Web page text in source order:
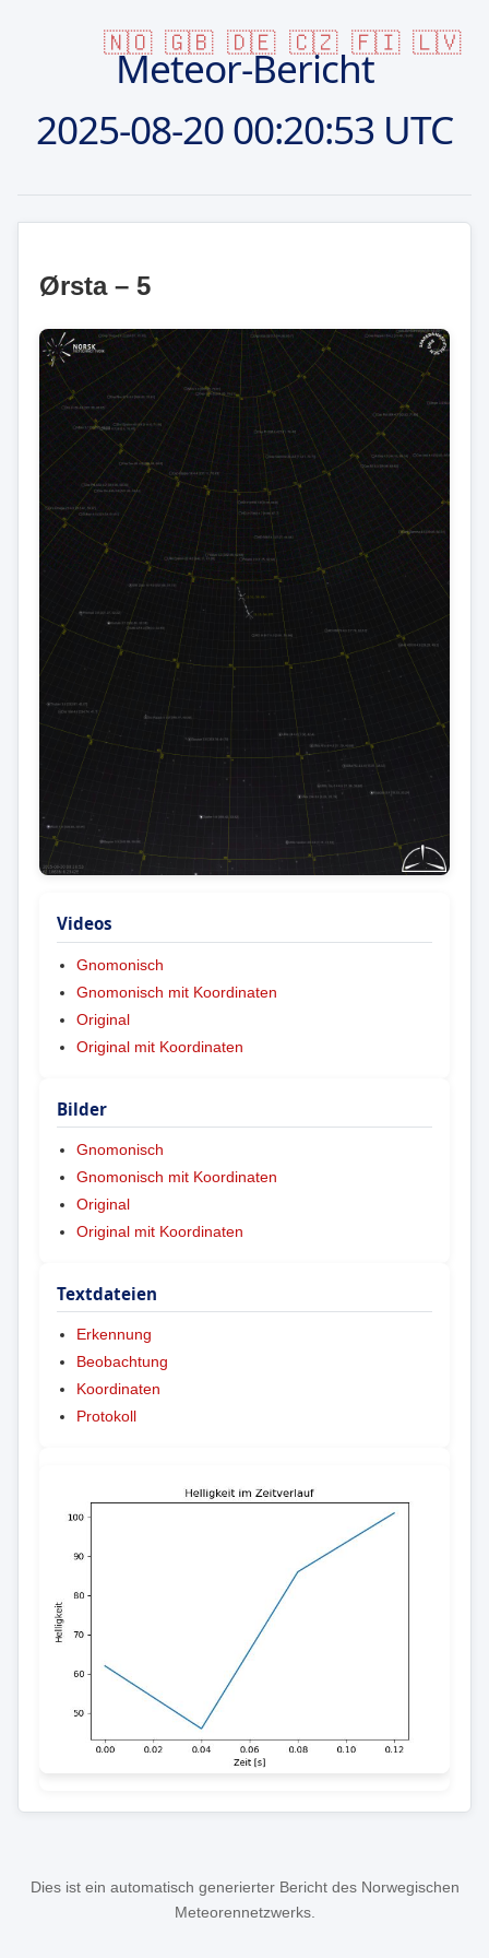
🇳🇴 🇬🇧 🇩🇪 🇨🇿 🇫🇮 🇱🇻
Meteor-Bericht
2025-08-2000:20:53 UTC
Ørsta – 5
Videos
Gnomonisch
Gnomonisch mit Koordinaten
Original
Original mit Koordinaten
Bilder
Gnomonisch
Gnomonisch mit Koordinaten
Original
Original mit Koordinaten
Textdateien
Erkennung
Beobachtung
Koordinaten
Protokoll
Dies ist ein automatisch generierter Bericht des Norwegischen
Meteorennetzwerks.